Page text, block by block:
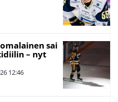
sai
– nyt
12:46